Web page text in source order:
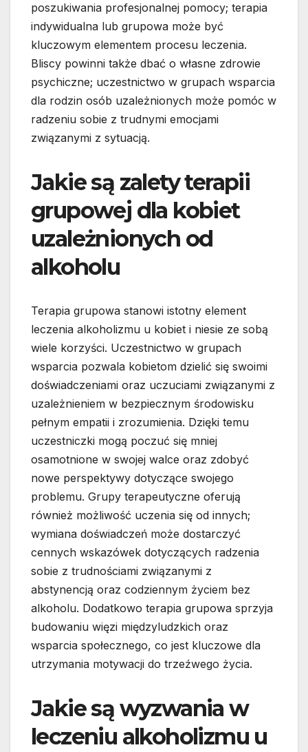
poszukiwania profesjonalnej pomocy; terapia
indywidualna lub grupowa może być
kluczowym elementem procesu leczenia.
Bliscy powinni także dbać o własne zdrowie
psychiczne; uczestnictwo w grupach wsparcia
dla rodzin osób uzależnionych może pomóc w
radzeniu sobie z trudnymi emocjami
związanymi z sytuacją.
Jakie są zalety terapii
grupowej dla kobiet
uzależnionych od
alkoholu
Terapia grupowa stanowi istotny element
leczenia alkoholizmu u kobiet i niesie ze sobą
wiele korzyści. Uczestnictwo w grupach
wsparcia pozwala kobietom dzielić się swoimi
doświadczeniami oraz uczuciami związanymi z
uzależnieniem w bezpiecznym środowisku
pełnym empatii i zrozumienia. Dzięki temu
uczestniczki mogą poczuć się mniej
osamotnione w swojej walce oraz zdobyć
nowe perspektywy dotyczące swojego
problemu. Grupy terapeutyczne oferują
również możliwość uczenia się od innych;
wymiana doświadczeń może dostarczyć
cennych wskazówek dotyczących radzenia
sobie z trudnościami związanymi z
abstynencją oraz codziennym życiem bez
alkoholu. Dodatkowo terapia grupowa sprzyja
budowaniu więzi międzyludzkich oraz
wsparcia społecznego, co jest kluczowe dla
utrzymania motywacji do trzeźwego życia.
Jakie są wyzwania w
leczeniu alkoholizmu u